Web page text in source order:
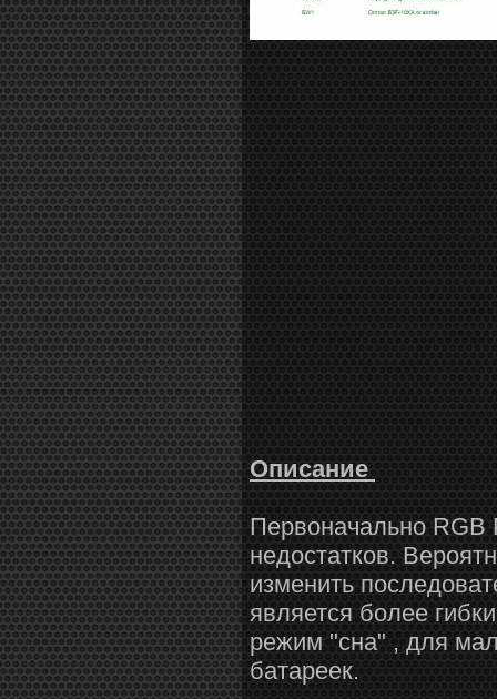
Описание
Первоначально RGB
недостатков.
изменить
является более
режим "сна" , для
батареек.